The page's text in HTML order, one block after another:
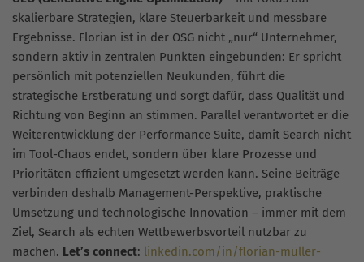
skalierbare Strategien, klare Steuerbarkeit und messbare
Ergebnisse. Florian ist in der OSG nicht „nur“ Unternehmer,
sondern aktiv in zentralen Punkten eingebunden: Er spricht
persönlich mit potenziellen Neukunden, führt die
strategische Erstberatung und sorgt dafür, dass Qualität und
Richtung von Beginn an stimmen. Parallel verantwortet er die
Weiterentwicklung der Performance Suite, damit Search nicht
im Tool-Chaos endet, sondern über klare Prozesse und
Prioritäten effizient umgesetzt werden kann. Seine Beiträge
verbinden deshalb Management-Perspektive, praktische
Umsetzung und technologische Innovation – immer mit dem
Ziel, Search als echten Wettbewerbsvorteil nutzbar zu
machen. Let’s connect: linkedin.com/in/florian-müller-